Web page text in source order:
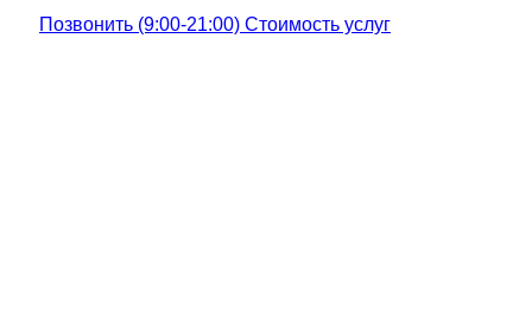
Позвонить (9:00-21:00) Стоимость услуг